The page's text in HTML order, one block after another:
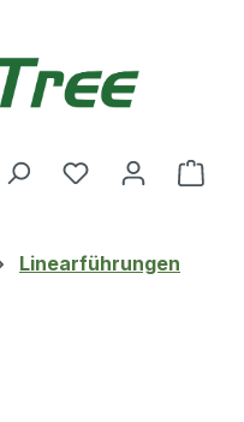
Du hast 0
Linearführungen